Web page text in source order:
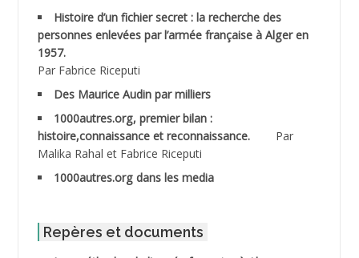
ABDELMOUMENE Ahmed
ABDESMED Mohamed ben Kaddour
ABDESSELAMI Kouider
ABDESSLEM Ahmed dit le Coiffeur
ABDOUDOU
ABID Mohamed
Histoire d’un fichier secret : la recherche des
personnes enlevées par l’armée française à Alger en
1957.
Par Fabrice Riceputi
Des Maurice Audin par milliers
1000autres.org, premier bilan :
histoire,connaissance et reconnaissance.
Par
Malika Rahal et Fabrice Riceputi
1000autres.org dans les media
Repères et documents